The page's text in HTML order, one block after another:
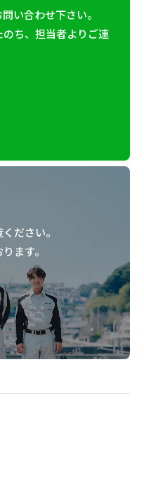
い合わせ下さい。
ち、担当者よりご連
ださい。
ます。